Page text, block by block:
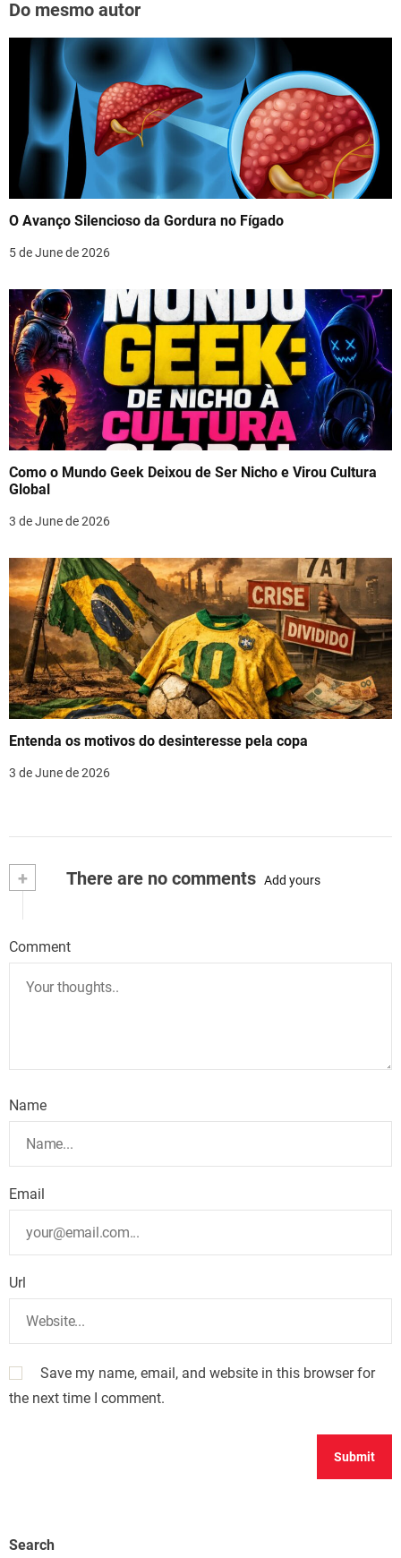
Do mesmo autor
O Avanço Silencioso da Gordura no Fígado
5 de June de 2026
Como o Mundo Geek Deixou de Ser Nicho e Virou Cultura
Global
3 de June de 2026
Entenda os motivos do desinteresse pela copa
3 de June de 2026
+ There are no comments Add yours
Comment
Name
Email
Url
Save my name, email, and website in this browser for
the next time I comment.
Search